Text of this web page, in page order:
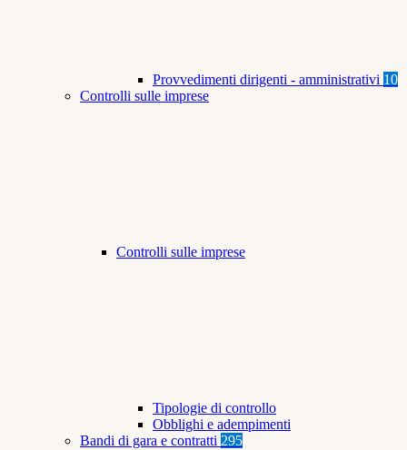
Provvedimenti dirigenti - amministrativi 10
Controlli sulle imprese
Controlli sulle imprese
Tipologie di controllo
Obblighi e adempimenti
Bandi di gara e contratti 295